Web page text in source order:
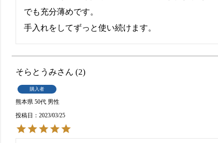
でも充分薄めです。
手入れをしてずっと使い続けます。
そらとうみ 2
購入者
熊本県 50代 男性
投稿日
2023/03/25